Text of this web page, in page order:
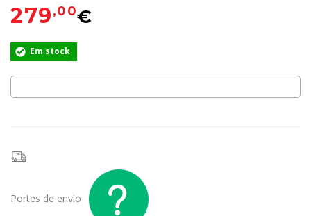
279,00€
Em stock
Portes de envio